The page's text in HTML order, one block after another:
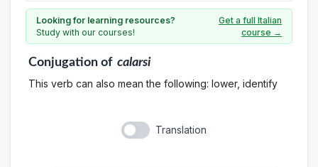
Looking for learning resources?
Study with our courses!
Get a full Italian
course →
Conjugationof calarsi
This verb can also mean the following: lower, identify
Translation